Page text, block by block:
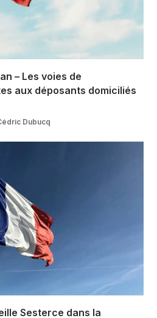
Sesterce dans la
– Les voies de
aux déposants domiciliés
Dubucq